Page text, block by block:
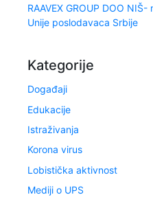
RAAVEX GROUP DOO NIŠ-
Unije poslodavaca Srbije
Kategorije
Događaji
Edukacije
Istraživanja
Korona virus
Lobistička aktivnost
Mediji o UPS